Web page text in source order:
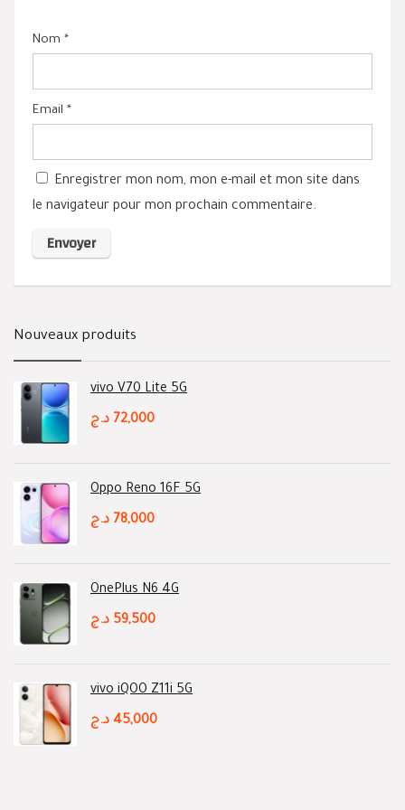
Nom *
Email *
Enregistrer mon nom, mon e-mail et mon site dans
le navigateur pour mon prochain commentaire.
Nouveaux produits
vivo V70 Lite 5G
72,000 د.ج
Oppo Reno 16F 5G
78,000 د.ج
OnePlus N6 4G
59,500 د.ج
vivo iQOO Z11i 5G
45,000 د.ج